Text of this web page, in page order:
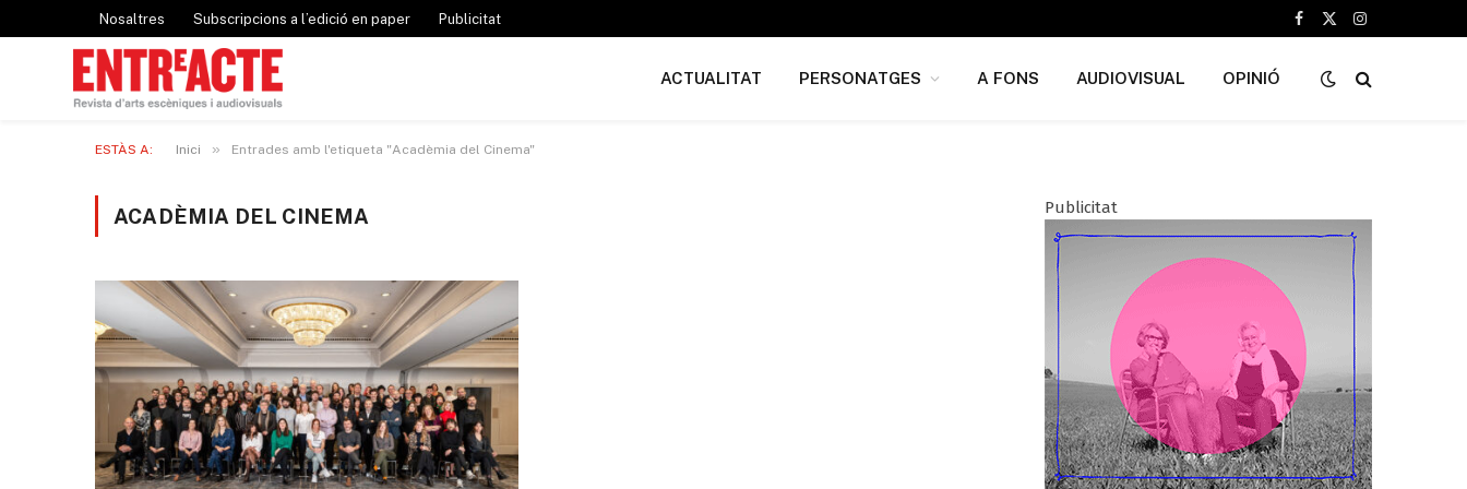
Nosaltres Subscripcions a l’edició en paper Publicitat
Facebook
X
Instagram
ACTUALITAT PERSONATGES A FONS AUDIOVISUAL OPINIÓ
ESTÀS A: Inici » Entrades amb l'etiqueta "Acadèmia del Cinema"
ACADÈMIA DEL CINEMA Publicitat